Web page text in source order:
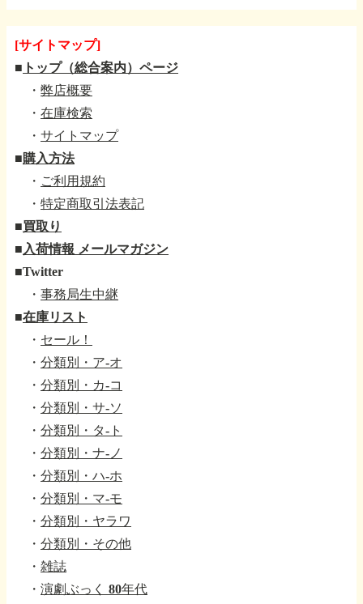
[サイトマップ]
■ トップ（総合案内）ページ
・ 弊店概要
・ 在庫検索
・ サイトマップ
■購入方法
・ ご利用規約
・ 特定商取引法表記
■買取り
■ 入荷情報 メールマガジン
■Twitter
・ 事務局生中継
■在庫リスト
・ セール！
・ 分類別・ア-オ
・ 分類別・カ-コ
・ 分類別・サ-ソ
・ 分類別・タ-ト
・ 分類別・ナ-ノ
・ 分類別・ハ-ホ
・ 分類別・マ-モ
・ 分類別・ヤラワ
・ 分類別・その他
・ 雑誌
・ 演劇ぶっく 80年代